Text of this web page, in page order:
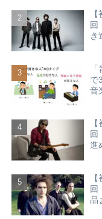
回
き
で
音
回
進
回
品